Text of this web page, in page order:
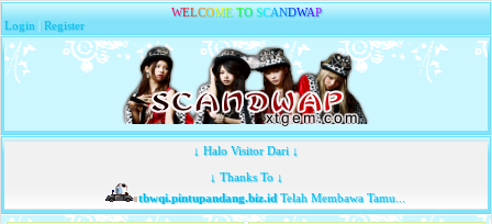
WELCOME TO SCANDWAP
Login |Register
↓ Halo Visitor Dari ↓
↓ Thanks To ↓
tbwqi.pintupandang.biz.idTelah Membawa Tamu...